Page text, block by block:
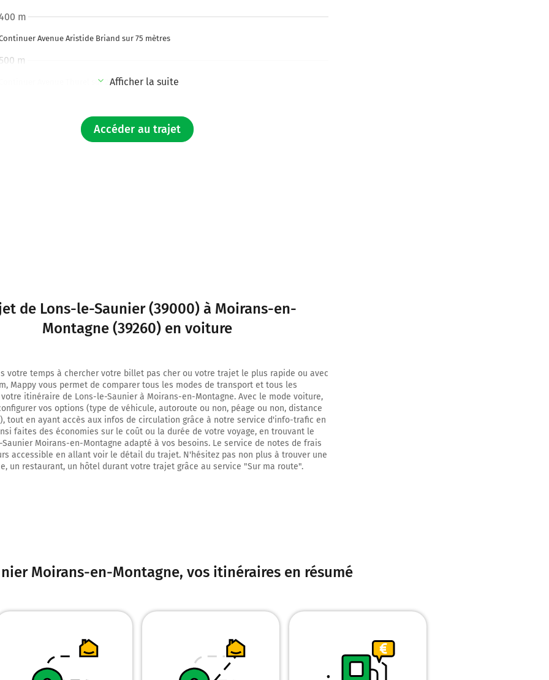
Avenue Aristide Briand sur 75 mètres
m
Avenue Thurel sur 200 mètres
m
Avenue de la Marseillaise sur 350 mètres
rond-point, prendre la 2ème sortie sur D52e1 et continuer sur 110 mètres
légèrement à droite sur D470 et continuer sur 3,2 kilomètres
à gauche sur D171 et continuer sur 1,1 kilomètre
km
à droite sur D171 (Rue du Château) et continuer sur 150 mètres
km
à droite sur Chemin des Perrières et continuer sur 100 mètres
Afficher la suite
Accéder au trajet
de Lons-le-Saunier (39000) à Moirans-en-
Montagne (39260) en voiture
votre temps à chercher votre billet pas cher ou votre trajet le plus rapide ou avec
Mappy vous permet de comparer tous les modes de transport et tous les
itinéraire de Lons-le-Saunier à Moirans-en-Montagne. Avec le mode voiture,
vos options (type de véhicule, autoroute ou non, péage ou non, distance
tout en ayant accès aux infos de circulation grâce à notre service d'info-trafic en
faites des économies sur le coût ou la durée de votre voyage, en trouvant le
Moirans-en-Montagne adapté à vos besoins. Le service de notes de frais
accessible en allant voir le détail du trajet. N'hésitez pas non plus à trouver une
un restaurant, un hôtel durant votre trajet grâce au service "Sur ma route".
Moirans-en-Montagne, vos itinéraires en résumé